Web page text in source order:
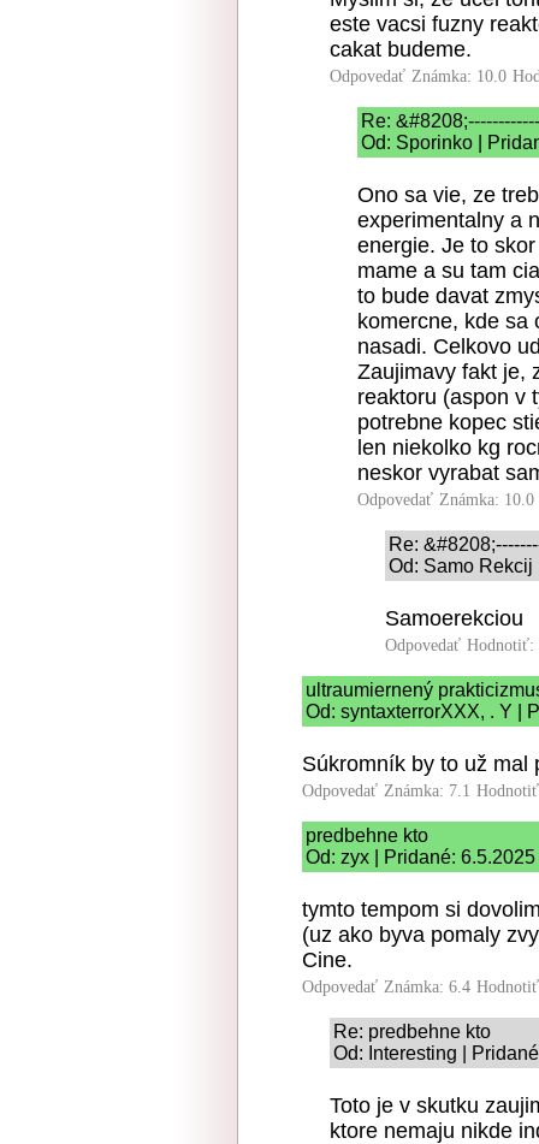
este vacsi fuzny
cakat budeme.
Odpovedať Známka: 10.0
Re:
Od: Sporinko |
Ono sa vie, ze
experimentalny a
energie. Je to
mame a su tam
to bude davat
komercne, kde sa
nasadi. Celkovo
Zaujimavy fakt je,
reaktoru (aspon v
potrebne kopec
len niekolko kg
neskor vyrabat
Odpovedať Známka: 10.0
Re:
Od: Samo Rekcij
Samoerekciou
Odpovedať Hodnotiť:
ultraumiernený
Od: syntaxterrorXXX, . Y |
Súkromník by to už mal
Odpovedať Známka: 7.1
predbehne kto
Od: zyx | Pridané:
tymto tempom si
(uz ako byva pomaly
Cine.
Odpovedať Známka: 6.4
Re: predbehne kto
Od: Interesting |
Toto je v skutku
ktore nemaju nikde